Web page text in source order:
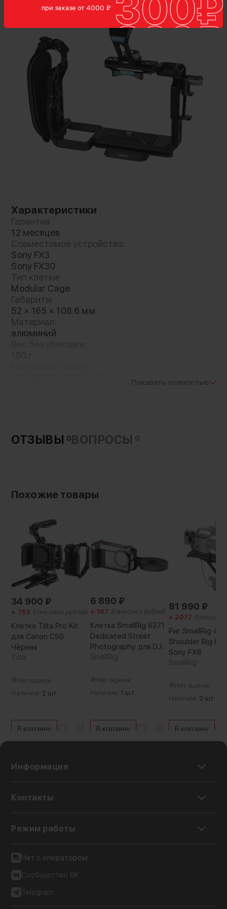
при заказе от 4000 ₽
Для более надежного хвата предусмотрен
ремень, обхватывающий ладонь и не даст
камере выпасть. Безопасность проводных
подключений гарантирует специальный
зажим. В комплектацию SCH добавлена
верхняя рукоятка для более комфортной
съёмки с низкого ракурса
Характеристики
Гарантия:
12 месяцев
Совместимое устройство:
Sony FX3
Sony FX30
Тип клетки:
Modular Cage
Габариты:
52 × 165 × 108.6 мм
Материал:
алюминий
Тип быстросъемного профиля:
Arca Swiss
Страна-производитель:
Китай
620 г
Показать полностью
ОТЗЫВЫ 0ВОПРОСЫ 0
Похожие товары
34 900 ₽
+ 753 Бонусных рублей
Клетка Tilta Pro Kit
для Canon C50
Чёрная
Tilta
Нет оценок
Наличие: 2 шт.
В корзину
6 890 ₽
+ 167 Бонусных рублей
Клетка SmallRig 6371
Dedicated Street
Photography для DJI
Osmo Action 3/4/5 Pro
SmallRig
Нет оценок
Наличие: 1 шт.
В корзину
81 990 ₽
+ 2077 Бонусных
Риг SmallRig
Shoulder Rig Kit
Sony FX6
SmallRig
Нет оценок
Наличие: 2 шт.
В корзину
Информация
Контакты
Режим работы
Чат с оператором
Сообщество ВК
Telegram